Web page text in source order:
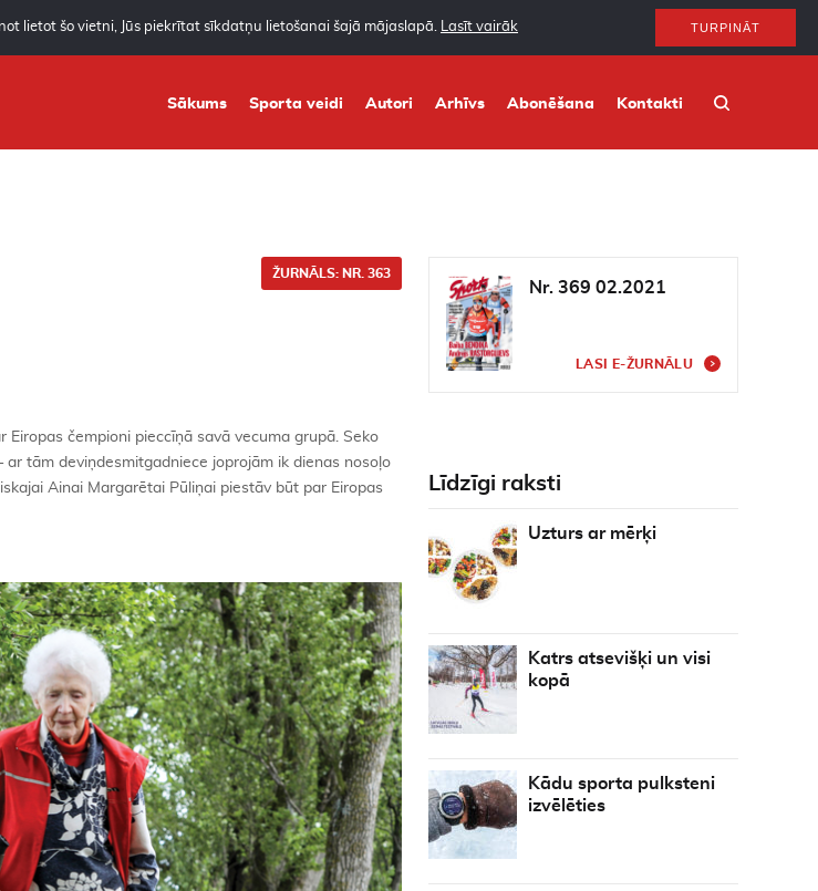
lietot šo vietni, Jūs piekrītat sīkdatņu lietošanai šajā mājaslapā. Lasīt vairāk TURPINĀT
Sākums Sporta veidi Autori Arhīvs Abonēšana Kontakti
ŽURNĀLS: NR. 363
Eiropas čempioni pieccīņā savā vecuma grupā. Seko
tām deviņdesmitgadniece joprojām ik dienas nosoļo
Ainai Margarētai Pūliņai piestāv būt par Eiropas
Nr. 369 02.2021
LASI E-ŽURNĀLU
Līdzīgi raksti
Uzturs ar mērķi
Katrs atsevišķi un visi
kopā
Kādu sporta pulksteni
izvēlēties